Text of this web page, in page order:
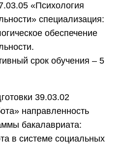
«Психология
специализация:
обеспечение
срок обучения – 5
39.03.02
направленность
бакалавриата:
в системе социальных